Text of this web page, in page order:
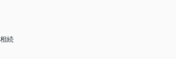
続